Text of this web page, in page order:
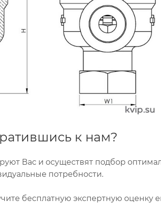
к нам?
Вас и осуществят подбор
потребности.
бесплатную экспертную оценку